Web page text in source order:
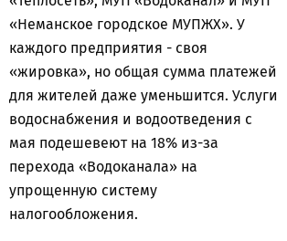
«Неманское городское МУПЖХ». У
каждого предприятия - своя
«жировка», но общая сумма платежей
для жителей даже уменьшится. Услуги
водоснабжения и водоотведения с
мая подешевеют на 18% из-за
перехода «Водоканала» на
упрощенную систему
налогообложения.